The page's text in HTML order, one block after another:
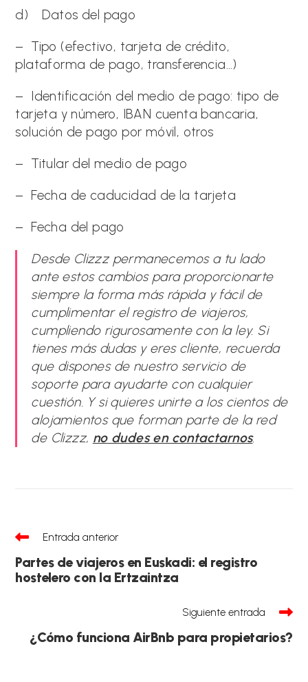
d) Datos del pago
– Tipo (efectivo, tarjeta de crédito,
plataforma de pago, transferencia…)
– Identificación del medio de pago: tipo de
tarjeta y número, IBAN cuenta bancaria,
solución de pago por móvil, otros
– Titular del medio de pago
– Fecha de caducidad de la tarjeta
– Fecha del pago
Desde Clizzz permanecemos a tu lado
ante estos cambios para proporcionarte
siempre la forma más rápida y fácil de
cumplimentar el registro de viajeros,
cumpliendo rigurosamente con la ley. Si
tienes más dudas y eres cliente, recuerda
que dispones de nuestro servicio de
soporte para ayudarte con cualquier
cuestión. Y si quieres unirte a los cientos de
alojamientos que forman parte de la red
de Clizzz, no dudes en contactarnos.
Leer
más
artículos
Entrada anterior
Partes de viajeros en Euskadi: el registro
hostelero con la Ertzaintza
Siguiente entrada
¿Cómo funciona AirBnb para propietarios?